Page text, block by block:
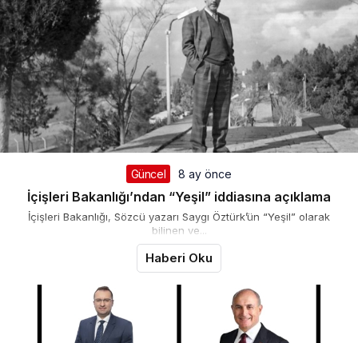
Güncel 8 ay önce
İçişleri Bakanlığı’ndan “Yeşil” iddiasına açıklama
İçişleri Bakanlığı, Sözcü yazarı Saygı Öztürk’ün “Yeşil” olarak
bilinen ve...
Haberi Oku